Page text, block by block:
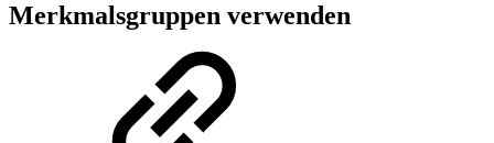
Merkmalsgruppen verwenden